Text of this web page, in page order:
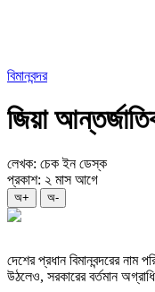
বিমানবন্দর
জিয়া
লেখক: চেক ইন ডেস্ক
প্রকাশ: ২ মাস আগে
অ+ অ-
দেশের প্রধান বিমানবন্দরের
উঠলেও, সরকারের বর্তমান